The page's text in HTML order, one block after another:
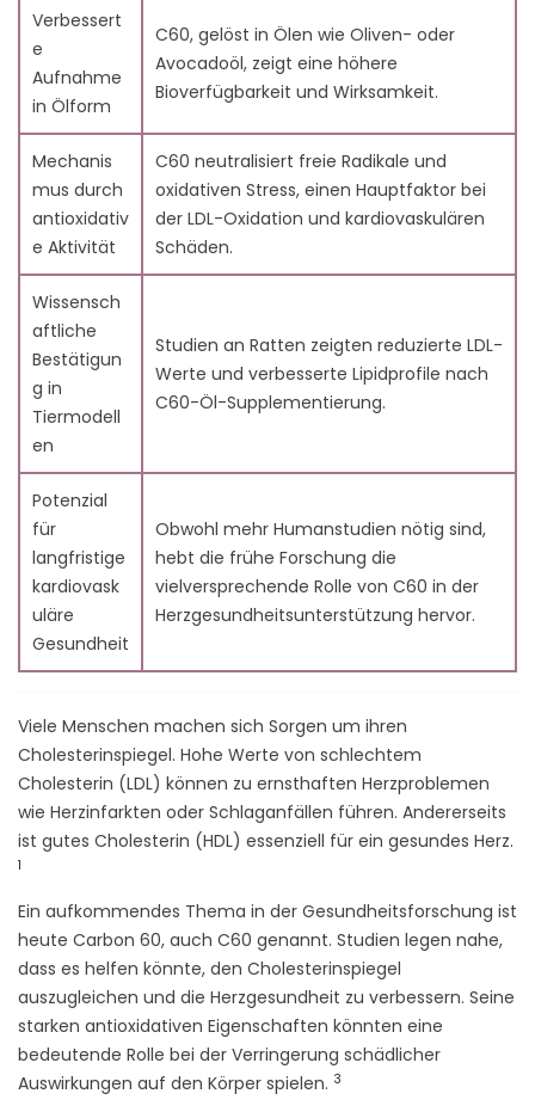
7. Vorteile von Kohlenstoff 60 auf Cholesterinspiegel
7.1. Senkung von LDL-Cholesterin
7.2. Erhöhung von gutem Cholesterin (HDL)
7.3. Ausgleich von Cholesterinspiegeln
7.4. Verbesserung des Lipidprofils
8. Antioxidative Eigenschaften von Carbon 60 und seine
gesundheitlichen Vorteile
9. Carbon 60 in einen gesunden Lebensstil integrieren
9.1. Ernährungs- und
Supplementierungsempfehlungen
9.2. Kombination von C60 mit anderen Strategien zur
Cholesterinkontrolle
10. Fazit
11. FAQs
11.1. Was ist Carbon 60 (C60) und wie beeinflusst es
11.2. Kann C60 die Gesundheit über die
Cholesterinsenkung hinaus verbessern?
11.3. Wie vergleicht sich C60 mit traditionellen
Behandlungen für hohes Cholesterin?
11.4. Ist es sicher, Nahrungsergänzungsmittel mit C60
zur Cholesterinkontrolle zu verwenden?
11.5. Spielt Entzündung eine Rolle bei der Wirkung von
C60 auf Cholesterin?
C60 die Ergebnisse bei hohen LDL-Werten
verbessern?
12. Referenzen
Verbessert
e
Aufnahme
in Ölform
C60, gelöst in Ölen wie Oliven- oder
Avocadoöl, zeigt eine höhere
Bioverfügbarkeit und Wirksamkeit.
Mechanis
mus durch
antioxidativ
e Aktivität
C60 neutralisiert freie Radikale und
oxidativen Stress, einen Hauptfaktor bei
der LDL-Oxidation und kardiovaskulären
Schäden.
Wissensch
aftliche
Bestätigun
g in
Tiermodell
en
Studien an Ratten zeigten reduzierte LDL-
Werte und verbesserte Lipidprofile nach
C60-Öl-Supplementierung.
Potenzial
für
langfristige
kardiovask
uläre
Gesundheit
Obwohl mehr Humanstudien nötig sind,
hebt die frühe Forschung die
vielversprechende Rolle von C60 in der
Herzgesundheitsunterstützung hervor.
Viele Menschen machen sich Sorgen um ihren
Cholesterinspiegel. Hohe Werte von schlechtem
Cholesterin (LDL) können zu ernsthaften Herzproblemen
wie Herzinfarkten oder Schlaganfällen führen. Andererseits
ist gutes Cholesterin (HDL) essenziell für ein gesundes Herz.
1
Ein aufkommendes Thema in der Gesundheitsforschung ist
heute Carbon 60, auch C60 genannt. Studien legen nahe,
dass es helfen könnte, den Cholesterinspiegel
auszugleichen und die Herzgesundheit zu verbessern. Seine
starken antioxidativen Eigenschaften könnten eine
bedeutende Rolle bei der Verringerung schädlicher
Auswirkungen auf den Körper spielen. 3